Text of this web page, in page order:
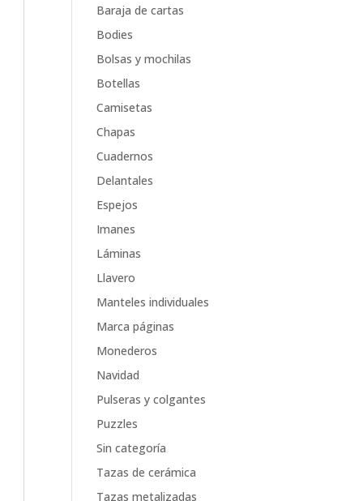
Baraja de cartas
Bodies
Bolsas y mochilas
Botellas
Camisetas
Chapas
Cuadernos
Delantales
Espejos
Imanes
Láminas
Llavero
Manteles individuales
Marca páginas
Monederos
Navidad
Pulseras y colgantes
Puzzles
Sin categoría
Tazas de cerámica
Tazas metalizadas